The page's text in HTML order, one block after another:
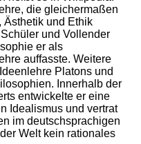
die gleichermaßen
Ästhetik und Ethik
und Vollender
er als
auffasste. Weitere
Platons und
Innerhalb der
entwickelte er eine
Idealismus und vertrat
im deutschsprachigen
Welt kein rationales